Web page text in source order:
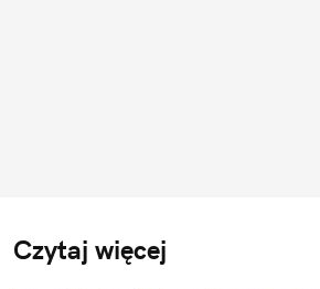
Czytaj więcej